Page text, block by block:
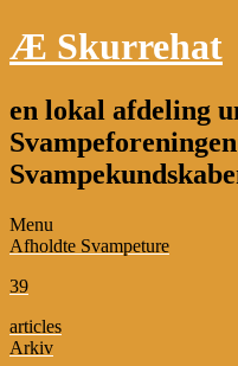
Æ Skurrehat
en lokal afdeling
Menu
Afholdte Svampeture
39
articles
Arkiv